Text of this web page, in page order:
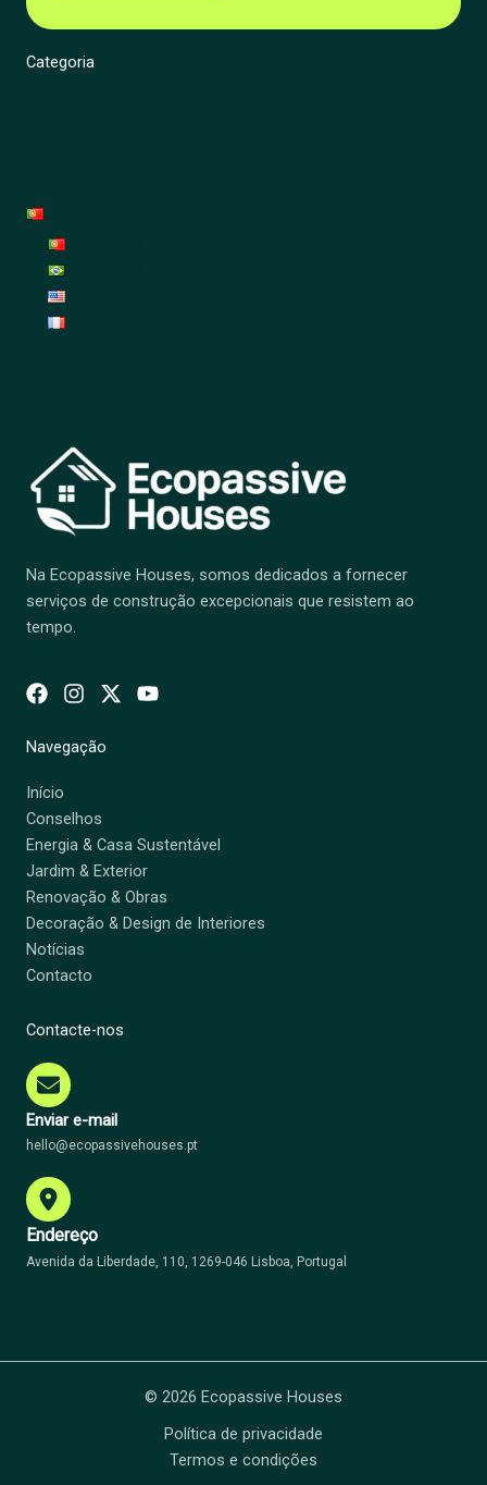
Categoria
Na Ecopassive Houses, somos dedicados a fornecer
serviços de construção excepcionais que resistem ao
tempo.
Navegação
Início
Conselhos
Energia & Casa Sustentável
Jardim & Exterior
Renovação & Obras
Decoração & Design de Interiores
Notícias
Contacto
Contacte-nos
Enviar e-mail
hello@ecopassivehouses.pt
Endereço
Avenida da Liberdade, 110, 1269-046 Lisboa, Portugal
© 2026 Ecopassive Houses
Política de privacidade
Termos e condições